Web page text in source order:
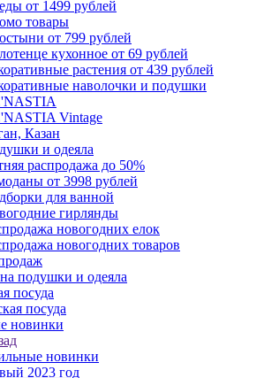
от 1499 рублей
товары
от 799 рублей
кухонное от 69 рублей
растения от 439 рублей
наволочки и подушки
Vintage
Казан
и одеяла
распродажа до 50%
от 3998 рублей
для ванной
гирлянды
новогодних елок
новогодних товаров
подушки и одеяла
посуда
посуда
новинки
новинки
2023 год